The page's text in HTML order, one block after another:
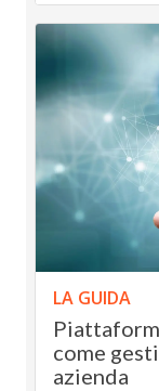
LA GUIDA
come
azienda